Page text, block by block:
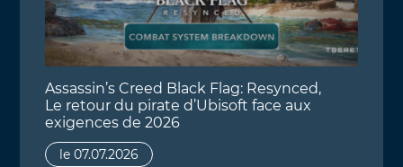
Assassin’s Creed Black Flag: Resynced,
Le retour du pirate d’Ubisoft face aux
exigences de 2026
le 07.07.2026